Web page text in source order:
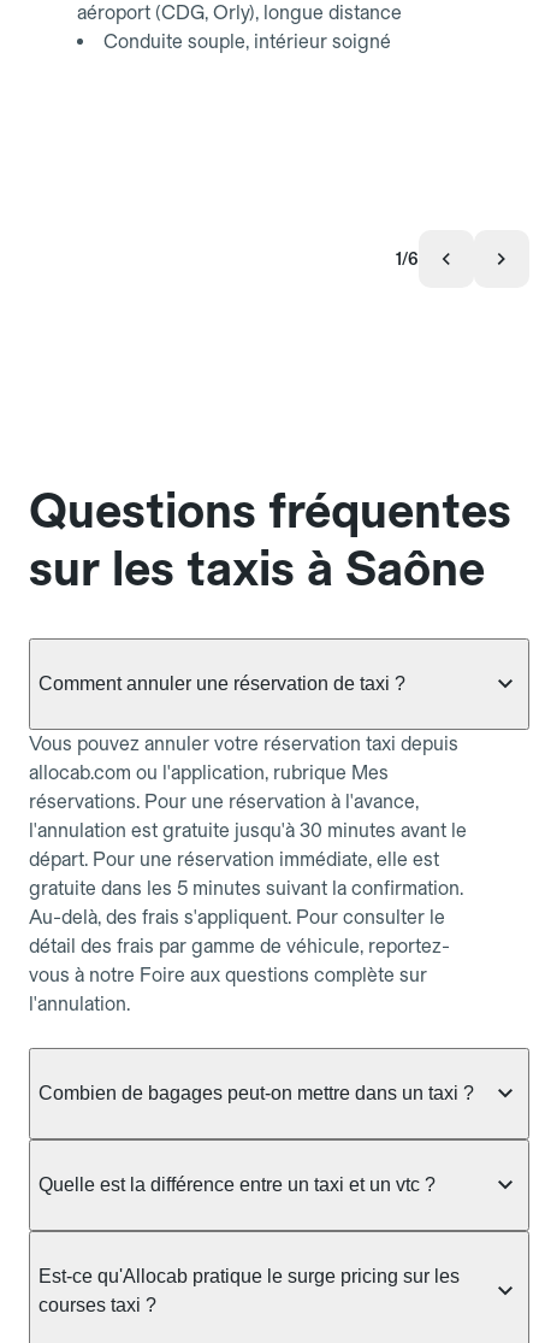
aéroport (CDG, Orly), longue distance
Conduite souple, intérieur soigné
1/6
Questions fréquentes
sur les taxis à Saône
Comment annuler une réservation de taxi ?
Vous pouvez annuler votre réservation taxi depuis
allocab.com ou l'application, rubrique Mes
réservations. Pour une réservation à l'avance,
l'annulation est gratuite jusqu'à 30 minutes avant le
départ. Pour une réservation immédiate, elle est
gratuite dans les 5 minutes suivant la confirmation.
Au-delà, des frais s'appliquent. Pour consulter le
détail des frais par gamme de véhicule, reportez-
vous à notre Foire aux questions complète sur
l'annulation.
Combien de bagages peut-on mettre dans un taxi ?
taxi berline accueille en général jusqu'à 3 bagages
ou nombreux, précisez-le dans le champ "Message
au chauffeur" lors de la réservation. Le prix n'est
pas impacté par le nombre de bagages.
Quelle est la différence entre un taxi et un vtc ?
prendre en charge directement dans la rue, à une
station ou sur réservation, avec un tarif au
Est-ce qu'Allocab pratique le surge pricing sur les
courses taxi ?